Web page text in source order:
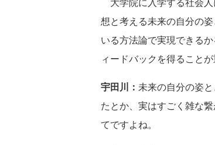
想と考える未来の自分の
いる方法論で実現できる
ィードバックを得ること
宇田川： 未来の自分の姿
たとか、実はすごく雑な
てですよね。